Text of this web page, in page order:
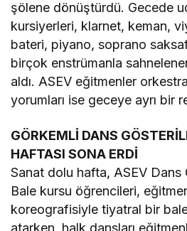
şölene dönüştürdü. Gecede
kursiyerleri, klarnet, keman,
bateri, piyano, soprano
birçok enstrümanla
aldı. ASEV eğitmenler
yorumları ise geceye ayrı bir
GÖRKEMLİ DANS
HAFTASI SONA ERDİ
Sanat dolu hafta, ASEV Dans
Bale kursu öğrencileri,
koreografisiyle tiyatral bir
atarken, halk dansları